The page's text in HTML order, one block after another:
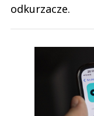
odkurzacze.